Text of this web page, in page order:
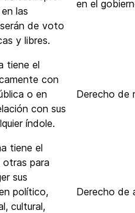
las
de voto
y libres.
en el
tiene el
con
o en
con sus
índole.
Derecho de
tiene el
para
sus
político,
cultural,
Derecho de